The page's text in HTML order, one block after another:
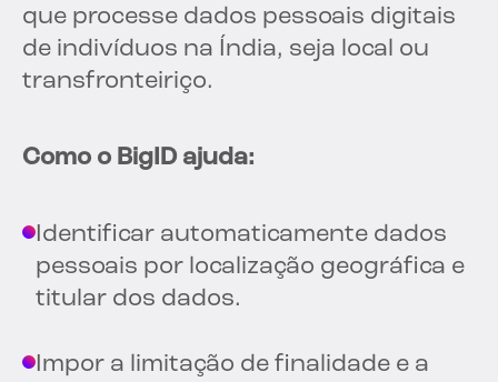
que processe dados pessoais digitais
de indivíduos na Índia, seja local ou
transfronteiriço.
Como o BigID ajuda:
Identificar automaticamente dados
pessoais por localização geográfica e
titular dos dados.
Impor a limitação de finalidade e a